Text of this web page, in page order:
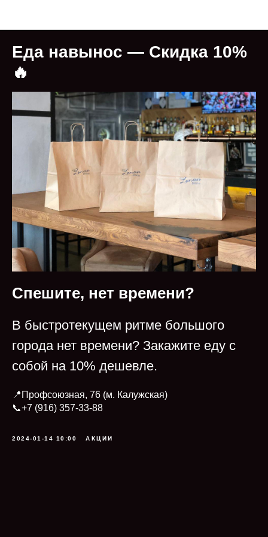
Eда навынос — Скидка 10%
🔥
Спешите, нет времени?
В быстротекущем ритме большого
города нет времени? Закажите еду с
собой на 10% дешевле.
📍Профсоюзная, 76 (м. Калужская)
📞+7 (916) 357-33-88
2024-01-14 10:00 АКЦИИ